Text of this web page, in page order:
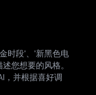
时段'、'新黑色电
您想要的风格。
，并根据喜好调